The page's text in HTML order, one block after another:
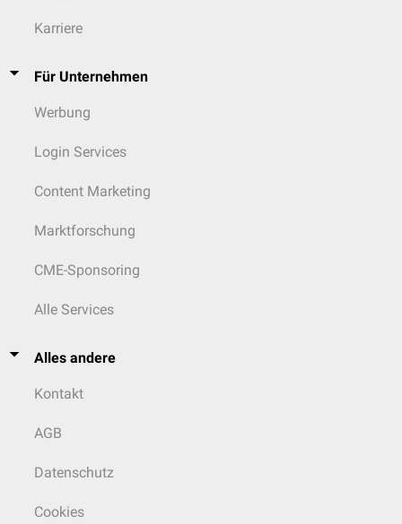
Karriere
Für Unternehmen
Werbung
Login Services
Content Marketing
Marktforschung
CME-Sponsoring
Alle Services
Alles andere
Kontakt
AGB
Datenschutz
Cookies